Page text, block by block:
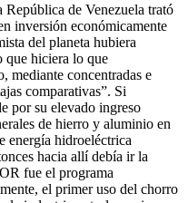
República de Venezuela trató
inversión económicamente
del planeta hubiera
que hiciera lo que
mediante concentradas e
comparativas”. Si
por su ele­vado ingreso
de hierro y aluminio en
energía hidroeléctrica
hacia allí debía ir la
fue el programa
el primer uso del chorro